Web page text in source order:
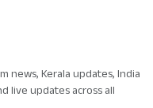
news, Kerala updates, India
live updates across all